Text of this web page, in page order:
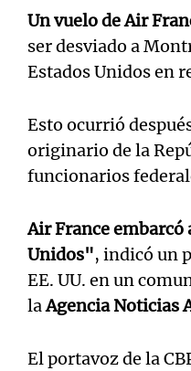
Un vuelo de Air
ser desviado a
Estados Unidos en
Esto ocurrió
originario de la
funcionarios
Air France embarcó
Unidos", indicó un
EE. UU. en un
laAgencia Noticias
El portavoz de la